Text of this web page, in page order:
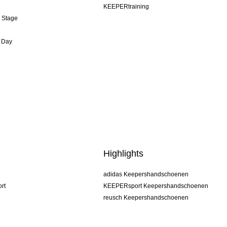
Stage
KEEPERtraining
Highlights
adidas Keepershandschoenen
KEEPERsport Keepershandschoenen
reusch Keepershandschoenen